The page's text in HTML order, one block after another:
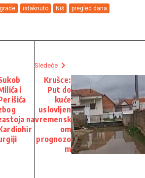
istaknuto Niš pregled dana
i
na
Sledeće
Krušce:
Put do
kuće
uslovljen
vremensk
om
prognozo
m